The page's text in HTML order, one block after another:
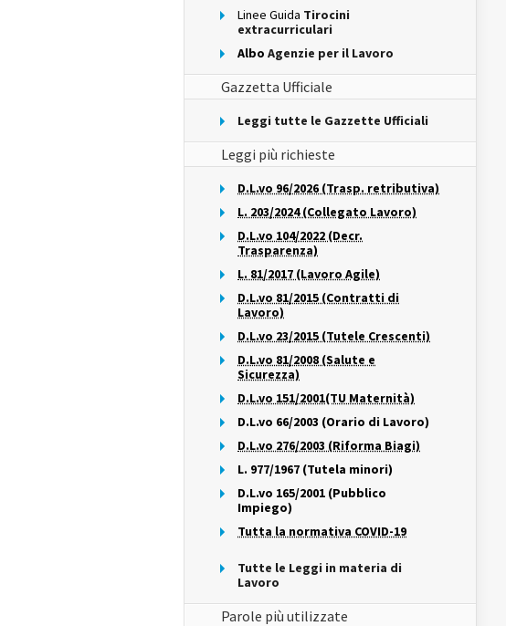
Linee Guida Tirocini
extracurriculari
Albo Agenzie per il Lavoro
Gazzetta Ufficiale
Leggi tutte le Gazzette Ufficiali
Leggi più richieste
D.L.vo 96/2026 (Trasp. retributiva)
L. 203/2024 (Collegato Lavoro)
D.L.vo 104/2022 (Decr.
Trasparenza)
L. 81/2017 (Lavoro Agile)
D.L.vo 81/2015 (Contratti di
Lavoro)
D.L.vo 23/2015 (Tutele Crescenti)
D.L.vo 81/2008 (Salute e
Sicurezza)
D.L.vo 151/2001(TU Maternità)
D.L.vo 66/2003 (Orario di Lavoro)
D.L.vo 276/2003 (Riforma Biagi)
L. 977/1967 (Tutela minori)
D.L.vo 165/2001 (Pubblico
Impiego)
Tutta la normativa COVID-19
Tutte le Leggi in materia di
Lavoro
Parole più utilizzate